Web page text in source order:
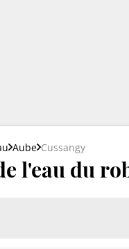
Aube Cussangy
l'eau du